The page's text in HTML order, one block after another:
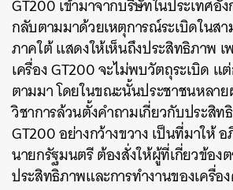
GT200 เข้ามาจากบริษัทในประเทศอั
กลับตามมาด้วยเหตุการณ์ระเบิดในส
ภาคใต้ แสดงให้เห็นถึงประสิทธิภาพ เ
เครื่อง GT200 จะไม่พบวัตถุระเบิด แ
ตามมา โดยในขณะนั้นประชาชนหลา
วิชาการล้วนตั้งคำถามเกี่ยวกับประสิท
GT200 อย่างกว้างขวาง เป็นที่มาให้
นายกรัฐมนตรี ต้องสั่งให้ผู้ที่เกี่ยวข้อง
ประสิทธิภาพและการทำงานของเครื่อ